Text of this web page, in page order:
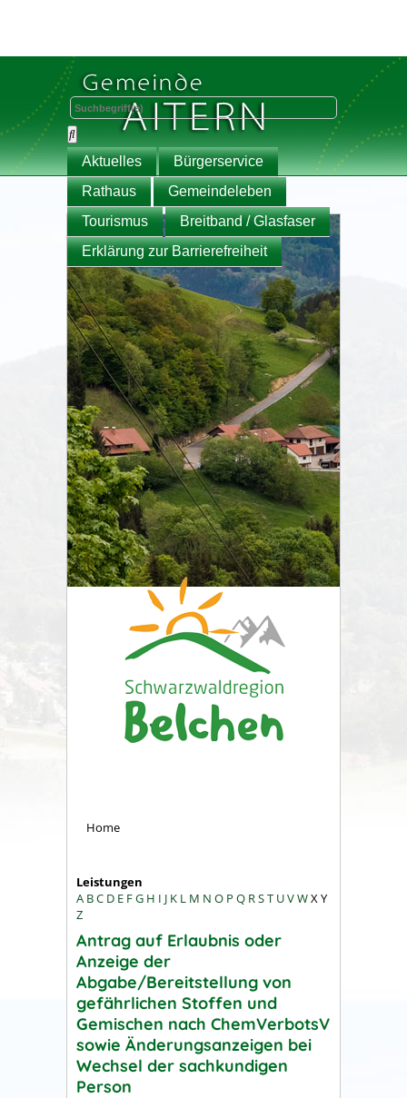
Aktuelles
Bürgerservice
Rathaus
Gemeindeleben
Tourismus
Breitband / Glasfaser
Erklärung zur Barrierefreiheit
Home
Leistungen
A BC D E FG H I J K L M N O P Q RST UVWXY
Z
Antrag auf Erlaubnis oder
Anzeige der
Abgabe/Bereitstellung von
gefährlichen Stoffen und
Gemischen nach ChemVerbotsV
sowie Änderungsanzeigen bei
Wechsel der sachkundigen
Person